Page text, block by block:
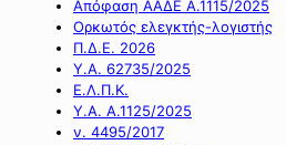
Απόφαση ΑΑΔΕ Α.1115/2025
Ορκωτός ελεγκτής-λογιστής
Π.Δ.Ε. 2026
Υ.Α. 62735/2025
Ε.Λ.Π.Κ.
Υ.Α. Α.1125/2025
ν. 4495/2017